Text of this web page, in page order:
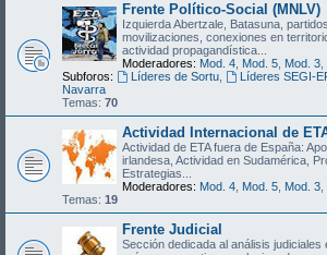
Frente Político-Social (MNLV)
Izquierda Abertzale, Batasuna,
movilizaciones, conexiones en
actividad propagandística...
Moderadores: Mod. 4 Mod. 5 Mod. 3
Subforos:
Líderes de Sortu, Líderes SEGI-
Navarra
Temas: 70
Actividad Internacional de
Actividad de ETA fuera de España:
irlandesa, Actividad en Sudamérica,
Estrategias...
Moderadores: Mod. 4 Mod. 5 Mod. 3
Temas: 19
Frente Judicial
Sección dedicada al análisis